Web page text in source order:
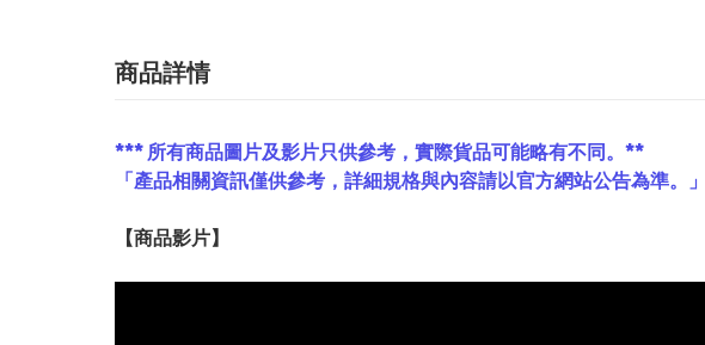
商品詳情
*** 所有商品圖片及影片只供參考，實際貨品可能略有不同。**
「產品相關資訊僅供參考，詳細規格與內容請以官方網站公告為準。」
【商品影片】